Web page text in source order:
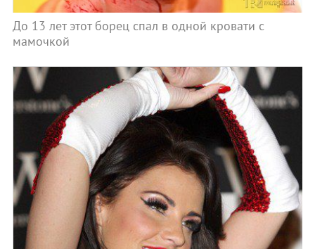
До 13 лет этот борец спал в одной кровати с
мамочкой